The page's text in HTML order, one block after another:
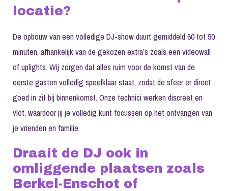
locatie?
De opbouw van een volledige DJ-show duurt gemiddeld 60 tot 90
minuten, afhankelijk van de gekozen extra’s zoals een videowall
of uplights. Wij zorgen dat alles ruim voor de komst van de
eerste gasten volledig speelklaar staat, zodat de sfeer er direct
goed in zit bij binnenkomst. Onze technici werken discreet en
vlot, waardoor jij je volledig kunt focussen op het ontvangen van
je vrienden en familie.
Draait de DJ ook in
omliggende plaatsen zoals
Berkel-Enschot of